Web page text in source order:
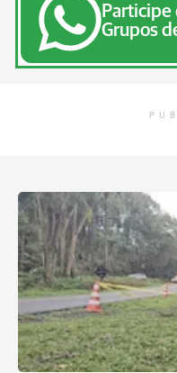
Participe
Grupos